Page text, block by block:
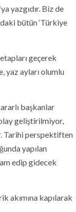
yazgıdır. Biz de
bütün ‘Türkiye
geçerek
yaz ayları olumlu
başkanlar
geliştirilmiyor,
Tarihi perspektiften
yapılan
edip gidecek
akımına kapılarak